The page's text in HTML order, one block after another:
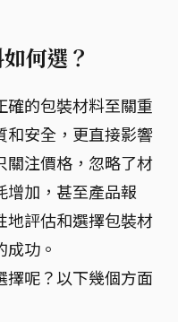
何選？
確的包裝材料至關重
和安全，更直接影響
關注價格，忽略了材
增加，甚至產品報
地評估和選擇包裝材
功。
擇呢？以下幾個方面